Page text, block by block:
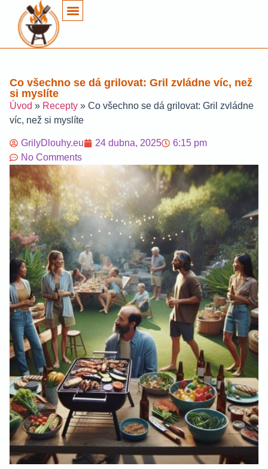
Co všechno se dá grilovat: Gril zvládne víc, než
si myslíte
Úvod » Recepty » Co všechno se dá grilovat: Gril zvládne
víc, než si myslíte
GrilyDlouhy.eu 24 dubna, 2025
6:15 pm
No Comments